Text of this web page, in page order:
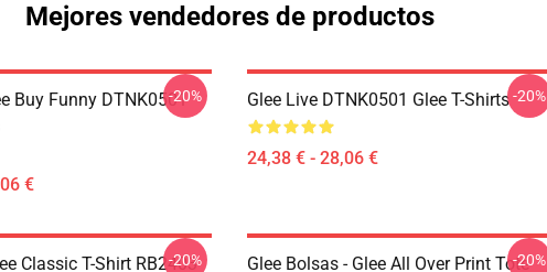
Mejores vendedores de productos
Buy Funny DTNK0501
€
-20% Glee Live DTNK0501 Glee T-Shirts
24,38 € - 28,06 €
-20%
Classic T-Shirt RB2403
-20%
Glee Bolsas - Glee All Over Print Tote-20%